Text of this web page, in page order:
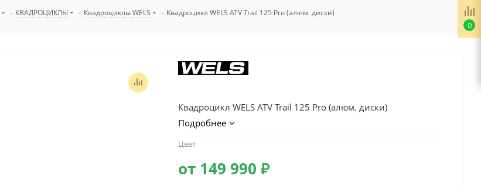
- КВАДРОЦИКЛЫ - Квадроциклы WELS - Квадроцикл WELS ATV Trail 125 Pro (алюм. диски)
Квадроцикл WELS ATV Trail 125 Pro (алюм. диски)
Подробнее
Цвет
от 149 990 ₽
0